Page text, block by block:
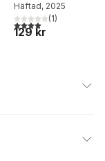
antal röster:
Häftad, 2025
4,0utav 5 stjärnor.
(1)
129 kr